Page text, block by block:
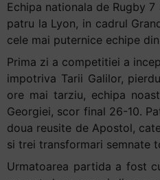
Echipa nationala de Rugby
patru la Lyon, in cadrul
cele mai puternice echipe
Prima zi a competitiei a
impotriva Tarii Galilor,
ore mai tarziu, echipa
Georgiei, scor final 26-10.
doua reusite de Apostol,
si trei transformari semnate
Urmatoarea partida a fost